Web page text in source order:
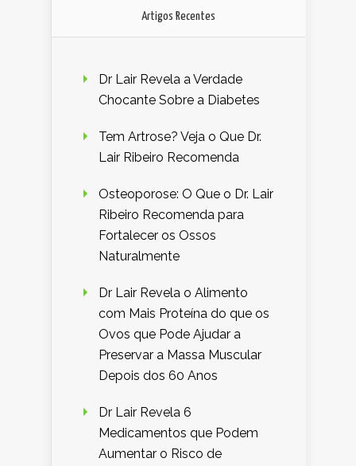
Artigos Recentes
Dr Lair Revela a Verdade
Chocante Sobre a Diabetes
Tem Artrose? Veja o Que Dr.
Lair Ribeiro Recomenda
Osteoporose: O Que o Dr. Lair
Ribeiro Recomenda para
Fortalecer os Ossos
Naturalmente
Dr Lair Revela o Alimento
com Mais Proteína do que os
Ovos que Pode Ajudar a
Preservar a Massa Muscular
Depois dos 60 Anos
Dr Lair Revela 6
Medicamentos que Podem
Aumentar o Risco de